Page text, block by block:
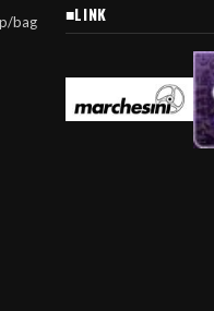
bag
■LINK